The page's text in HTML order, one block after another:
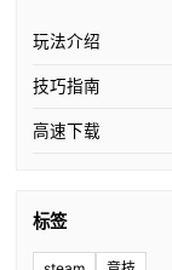
玩法介绍
技巧指南
高速下载
标签